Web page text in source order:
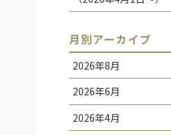
月別アーカイブ
2026年8月
2026年6月
2026年4月